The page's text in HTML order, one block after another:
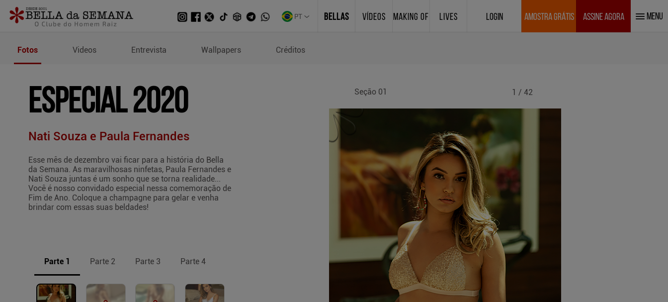
PT BELLAS VÍDEOS MAKING OF LIVES LOGIN AMOSTRA GRÁTIS ASSINE AGORA MENU
Fotos de Especial 2020
Fotos Videos Entrevista Wallpapers Créditos
ESPECIAL 2020
Nati Souza e Paula Fernandes
Esse mês de dezembro vai ficar para a história do Bella
da Semana. As maravilhosas ninfetas, Paula Fernandes e
Nati Souza juntas é um sonho que se torna realidade...
Você é nosso convidado especial nessa comemoração de
Fim de Ano. Coloque a champagne para gelar e venha
brindar com essas suas beldades!
Parte 1 Parte 2 Parte 3 Parte 4
Seção 01 1 / 42